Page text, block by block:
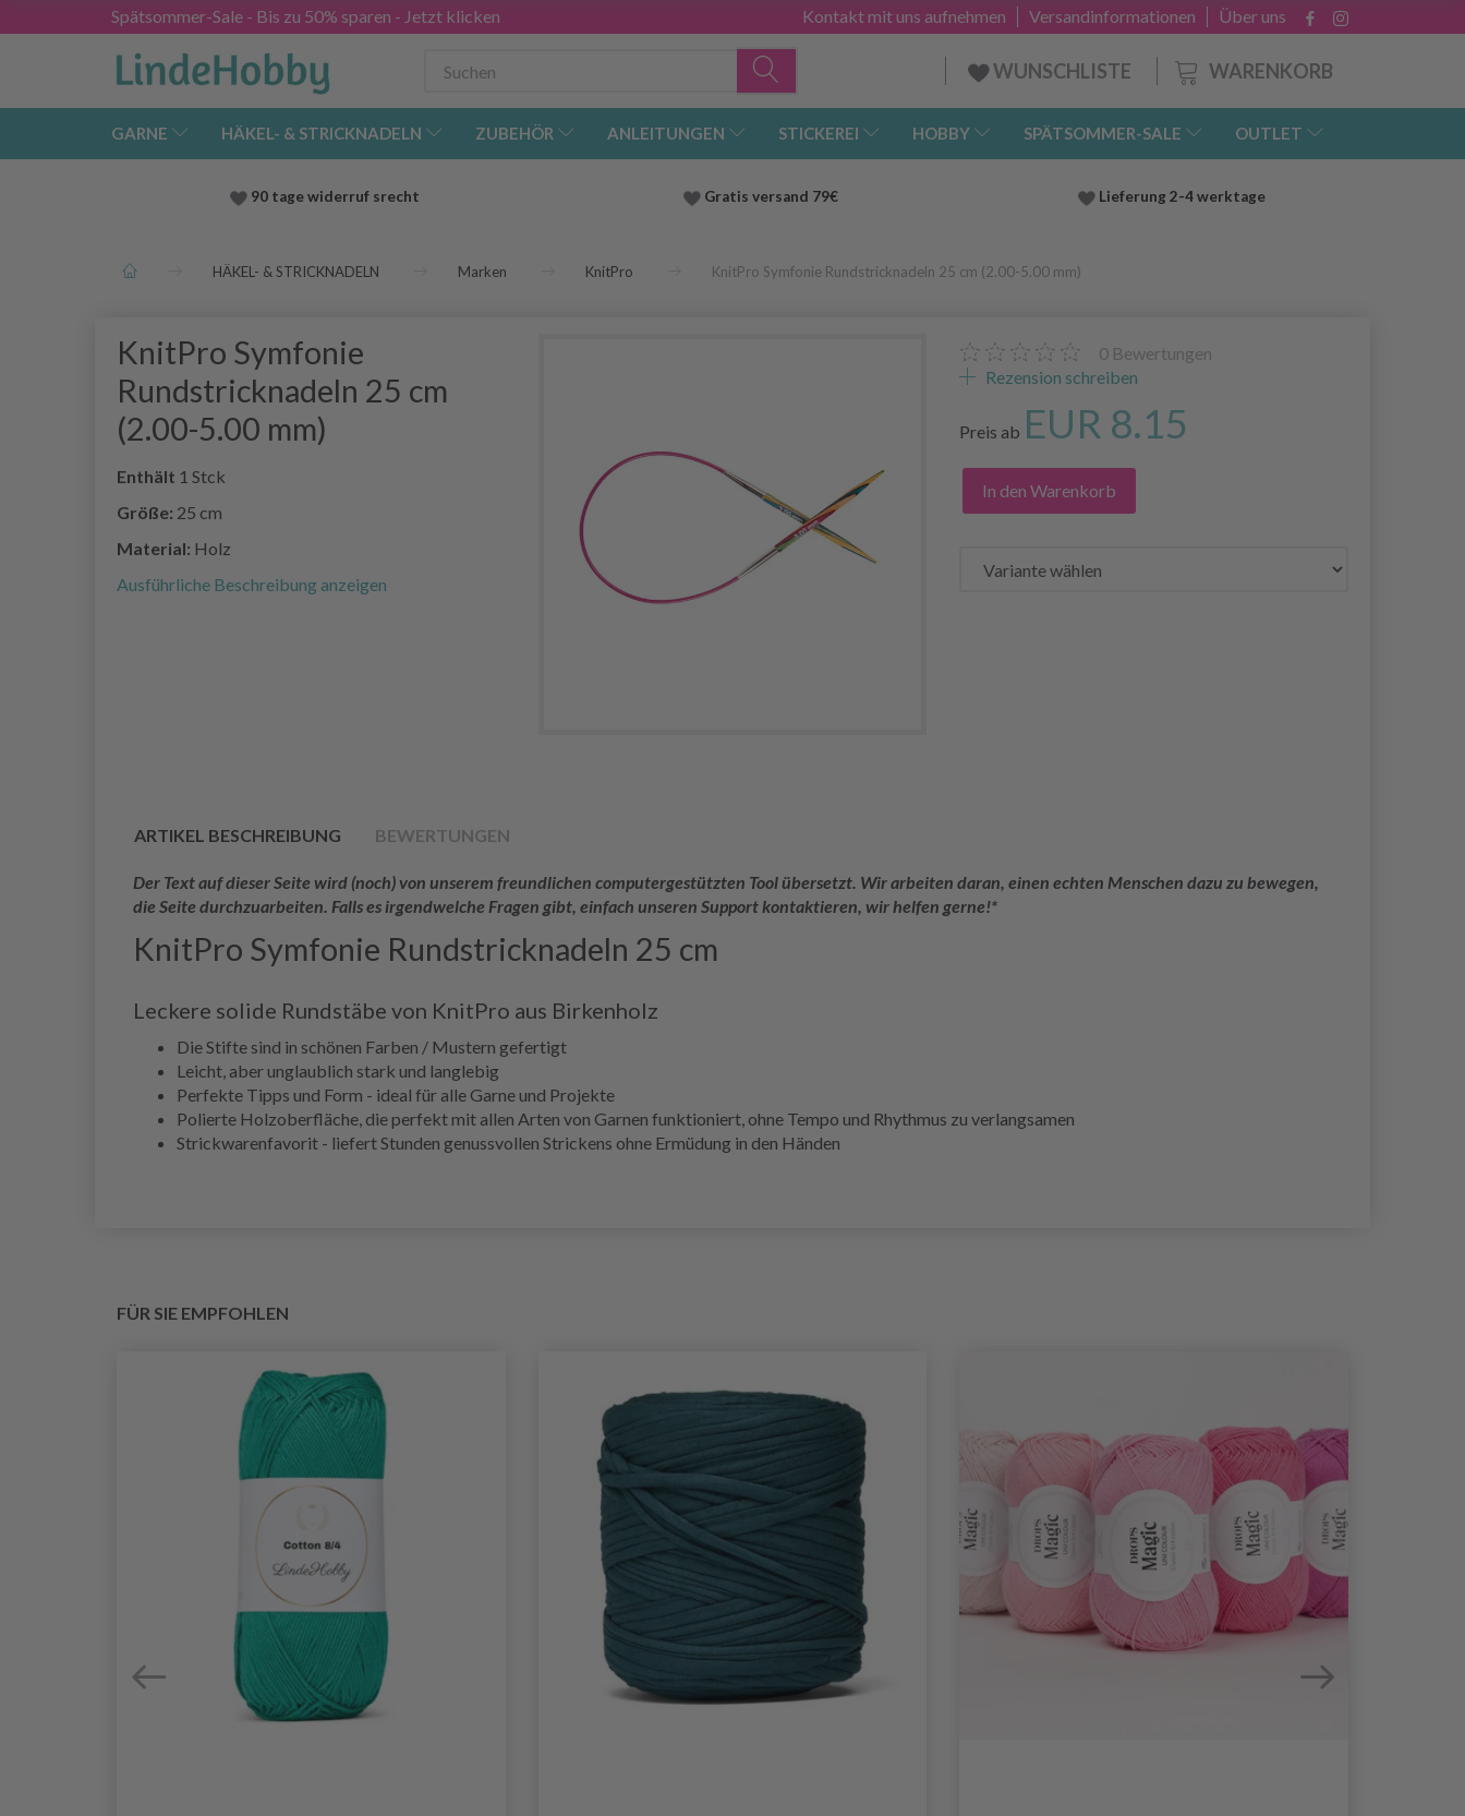
Spätsommer-Sale - Bis zu 50% sparen - Jetzt klicken Über uns
Versandinformationen
Kontakt mit uns aufnehmen
WARENKORB
WUNSCHLISTE
GARNE HÄKEL- & STRICKNADELN ZUBEHÖR ANLEITUNGEN STICKEREI HOBBY SPÄTSOMMER-SALE OUTLET
90 tage widerruf srecht Gratis versand 79€ Lieferung 2-4 werktage
HÄKEL- & STRICKNADELN Marken KnitPro KnitPro Symfonie Rundstricknadeln 25 cm (2.00-5.00 mm)
KnitPro Symfonie
Rundstricknadeln 25 cm
(2.00-5.00 mm)
Enthält 1 Stck
Größe: 25 cm
Material: Holz
Ausführliche Beschreibung anzeigen
0 Bewertungen
Rezension schreiben
Preis ab EUR 8.15
In den Warenkorb
ARTIKEL BESCHREIBUNG BEWERTUNGEN
Der Text auf dieser Seite wird (noch) von unserem freundlichen computergestützten Tool übersetzt. Wir arbeiten daran, einen echten Menschen dazu zu bewegen,
die Seite durchzuarbeiten. Falls es irgendwelche Fragen gibt, einfach unseren Support kontaktieren, wir helfen gerne!*
KnitPro Symfonie Rundstricknadeln 25 cm
Leckere solide Rundstäbe von KnitPro aus Birkenholz
Die Stifte sind in schönen Farben / Mustern gefertigt
Leicht, aber unglaublich stark und langlebig
Perfekte Tipps und Form - ideal für alle Garne und Projekte
Polierte Holzoberfläche, die perfekt mit allen Arten von Garnen funktioniert, ohne Tempo und Rhythmus zu verlangsamen
Strickwarenfavorit - liefert Stunden genussvollen Strickens ohne Ermüdung in den Händen
FÜR SIE EMPFOHLEN